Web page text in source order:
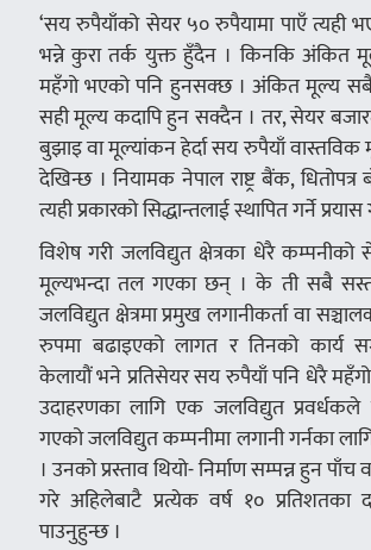
‘सय रुपैयाँको सेयर ५० रुपैयामा पाएँ त्यही
भन्ने कुरा तर्क युक्त हुँदैन । किनकि अंकित
महँगो भएको पनि हुनसक्छ । अंकित मूल्य
सही मूल्य कदापि हुन सक्दैन । तर, सेयर
बुझाइ वा मूल्यांकन हेर्दा सय रुपैयाँ वास्तविक
देखिन्छ । नियामक नेपाल राष्ट्र बैंक, धितोपत्र
त्यही प्रकारको सिद्धान्तलाई स्थापित गर्ने
विशेष गरी जलविद्युत क्षेत्रका धेरै
मूल्यभन्दा तल गएका छन् । के ती सबै
जलविद्युत क्षेत्रमा प्रमुख लगानीकर्ता वा
रुपमा बढाइएको लागत र तिनको कार्य
केलायौं भने प्रतिसेयर सय रुपैयाँ पनि धेरै
उदाहरणका लागि एक जलविद्युत प्रवर्धकले
गएको जलविद्युत कम्पनीमा लगानी गर्नका
। उनको प्रस्ताव थियो- निर्माण सम्पन्न हुन पाँच
गरे अहिलेबाटै प्रत्येक वर्ष १०
पाउनुहुन्छ ।